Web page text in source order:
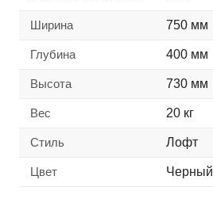
Ширина 750 мм
Глубина 400 мм
Высота 730 мм
Вес 20 кг
Стиль Лофт
Цвет Черный